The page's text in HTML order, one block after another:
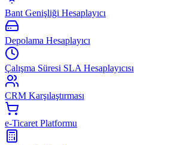
Bant Genişliği Hesaplayıcı
Depolama Hesaplayıcı
Çalışma Süresi SLA Hesaplayıcısı
CRM Karşılaştırması
e-Ticaret Platformu